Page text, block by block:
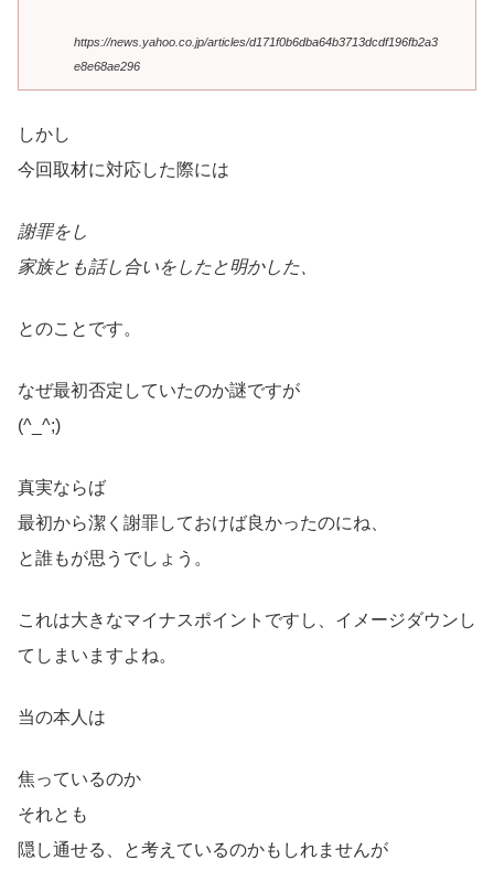
https://news.yahoo.co.jp/articles/d171f0b6dba64b3713dcdf196fb2a3
e8e68ae296
しかし
今回取材に対応した際には
謝罪をし
家族とも話し合いをしたと明かした、
とのことです。
なぜ最初否定していたのか謎ですが
(^_^;)
真実ならば
最初から潔く謝罪しておけば良かったのにね、
と誰もが思うでしょう。
これは大きなマイナスポイントですし、イメージダウンし
てしまいますよね。
当の本人は
焦っているのか
それとも
隠し通せる、と考えているのかもしれませんが